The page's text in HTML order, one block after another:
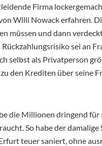
Firma
Willi Nowack erfahren.
müssen und dann
sei an
selbst als Privatperson
den Krediten über seine
die Millionen dringend
So habe der
teuer saniert, ohne